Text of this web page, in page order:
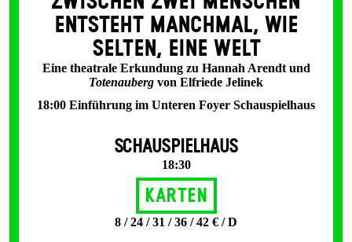
ENT­STEHT MANCH­MAL, WIE
SELTEN, EINE WELT
Eine theatrale Erkundung zu Hannah Arendt und
Totenauberg von Elfriede Jelinek
18:00 Einführung im Unteren Foyer Schauspielhaus
SCHAUSPIELHAUS
18:30
Karten
8 / 24 / 31 / 36 / 42 € / D